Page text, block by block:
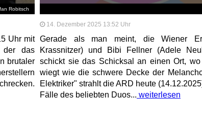
Robitsch
Uhr mit
der das
brutaler
14. Dezember 2025 13:52 Uhr
Gerade als man meint, die Wiener
Krassnitzer) und Bibi Fellner (Adele
schickt sie das Schicksal an einen Ort,
wiegt wie die schwere Decke der
Elektriker" strahlt die ARD heute
Fälle des beliebten Duos... weiterlesen